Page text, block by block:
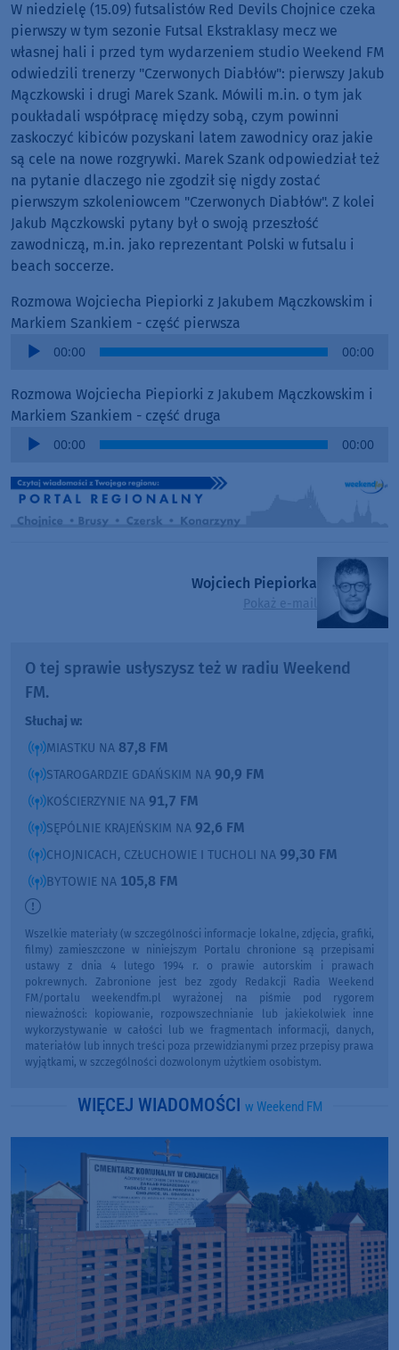
W niedzielę (15.09) futsalistów Red Devils Chojnice czeka
pierwszy w tym sezonie Futsal Ekstraklasy mecz we
własnej hali i przed tym wydarzeniem studio Weekend FM
odwiedzili trenerzy "Czerwonych Diabłów": pierwszy Jakub
Mączkowski i drugi Marek Szank. Mówili m.in. o tym jak
poukładali współpracę między sobą, czym powinni
zaskoczyć kibiców pozyskani latem zawodnicy oraz jakie
są cele na nowe rozgrywki. Marek Szank odpowiedział też
na pytanie dlaczego nie zgodził się nigdy zostać
pierwszym szkoleniowcem "Czerwonych Diabłów". Z kolei
Jakub Mączkowski pytany był o swoją przeszłość
zawodniczą, m.in. jako reprezentant Polski w futsalu i
beach soccerze.
Rozmowa Wojciecha Piepiorki z Jakubem Mączkowskim i
Markiem Szankiem - część pierwsza
Audio
00:00 00:00
Rozmowa Wojciecha Piepiorki z Jakubem Mączkowskim i
Markiem Szankiem - część druga
Audio
00:00 00:00
Wojciech Piepiorka
Pokaż e-mail
O tej sprawie usłyszysz też w radiu Weekend
FM.
Słuchaj w:
MIASTKU NA 87,8 FM
STAROGARDZIE GDAŃSKIM NA 90,9 FM
KOŚCIERZYNIE NA 91,7 FM
SĘPÓLNIE KRAJEŃSKIM NA 92,6 FM
CHOJNICACH, CZŁUCHOWIE I TUCHOLI NA 99,30 FM
BYTOWIE NA 105,8 FM
Wszelkie materiały (w szczególności informacje lokalne, zdjęcia, grafiki,
filmy) zamieszczone w niniejszym Portalu chronione są przepisami
ustawy z dnia 4 lutego 1994 r. o prawie autorskim i prawach
pokrewnych. Zabronione jest bez zgody Redakcji Radia Weekend
FM/portalu weekendfm.pl wyrażonej na piśmie pod rygorem
nieważności: kopiowanie, rozpowszechnianie lub jakiekolwiek inne
wykorzystywanie w całości lub we fragmentach informacji, danych,
materiałów lub innych treści poza przewidzianymi przez przepisy prawa
wyjątkami, w szczególności dozwolonym użytkiem osobistym.
WIĘCEJ WIADOMOŚCI w Weekend FM